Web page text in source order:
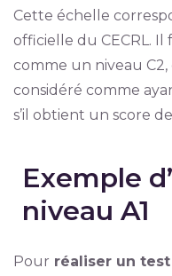
Cette échelle
officielle du CECRL.
comme un niveau
considéré comme
s’il obtient un score
Exemple
niveau A1
Pour réaliser un test